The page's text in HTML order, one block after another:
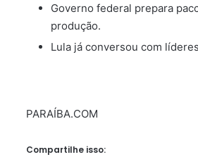
Governo federal prepara
produção.
Lula já conversou com
PARAÍBA.COM
Compartilhe isso: